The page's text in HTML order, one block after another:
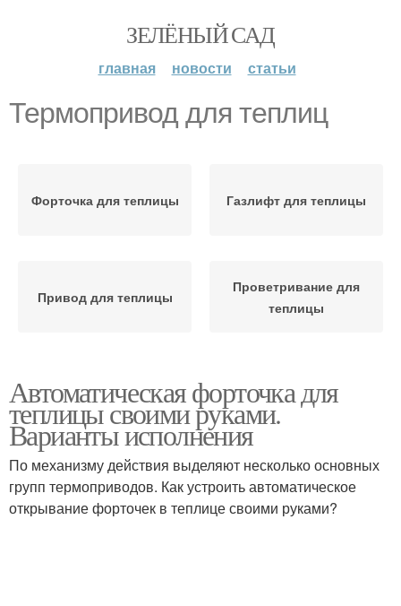
ЗЕЛЁНЫЙ САД
главная новости статьи
Термопривод для теплиц
Форточка для теплицы Газлифт для теплицы
Привод для теплицы
Проветривание для
теплицы
Автоматическая форточка для
теплицы своими руками.
Варианты исполнения
По механизму действия выделяют несколько основных
групп термоприводов. Как устроить автоматическое
открывание форточек в теплице своими руками?